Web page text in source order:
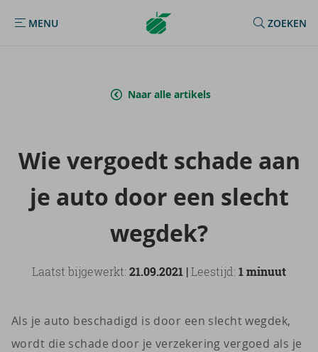
MENU
MENU
Argenta
Homepage
ZOEKEN
Naar alle artikels
Wie ver­goedt scha­de aan
je auto door een slecht
weg­dek?
Laatst bijgewerkt: 21.09.2021 |Leestijd: 1 minuut
Als je auto beschadigd is door een slecht wegdek,
wordt die schade door je verzekering vergoed als je